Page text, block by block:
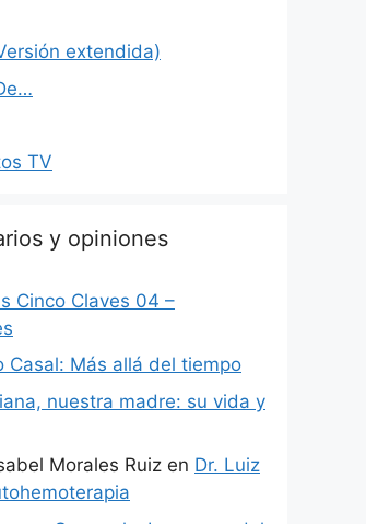
extendida)
TV
y opiniones
Cinco Claves 04 –
Casal: Más allá del tiempo
nuestra madre: su vida y
Morales Ruiz en Dr. Luiz